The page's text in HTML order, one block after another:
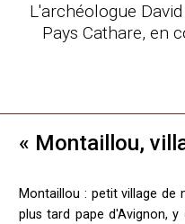
L'archéologue
Pays Cathare, en
« Montaillou,
Montaillou : petit village de
plus tard pape d'Avignon,